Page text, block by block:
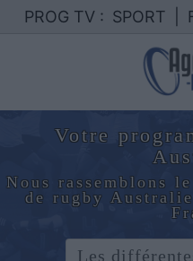
PROG TV : SPORT
Votre
Nous rassemblons
de rugby